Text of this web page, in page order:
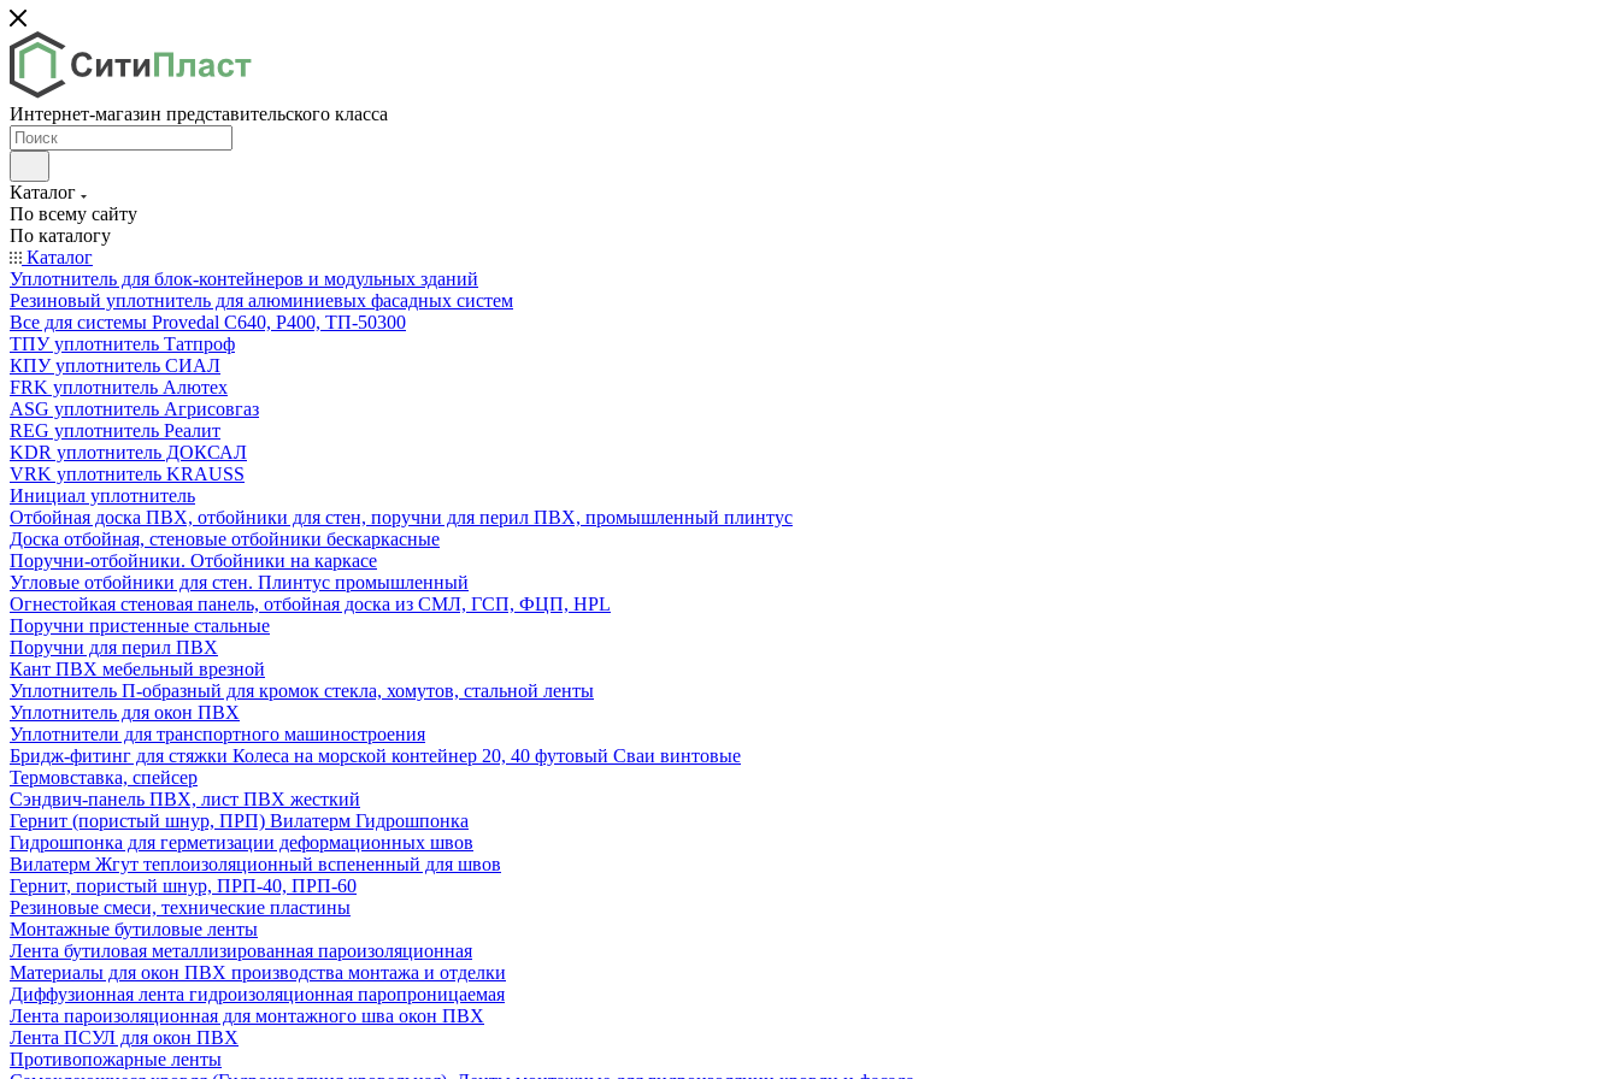
Интернет-магазин представительского класса
Каталог
По всему сайту
По каталогу
Каталог
Уплотнитель для блок-контейнеров и модульных зданий
Резиновый уплотнитель для алюминиевых фасадных систем
Все для системы Provedal С640, Р400, ТП-50300
ТПУ уплотнитель Татпроф
КПУ уплотнитель СИАЛ
FRK уплотнитель Алютех
ASG уплотнитель Агрисовгаз
REG уплотнитель Реалит
KDR уплотнитель ДОКСАЛ
VRK уплотнитель KRAUSS
Инициал уплотнитель
Отбойная доска ПВХ, отбойники для стен, поручни для перил ПВХ, промышленный плинтус
Доска отбойная, стеновые отбойники бескаркасные
Поручни-отбойники. Отбойники на каркасе
Угловые отбойники для стен. Плинтус промышленный
Огнестойкая стеновая панель, отбойная доска из СМЛ, ГСП, ФЦП, HPL
Поручни пристенные стальные
Поручни для перил ПВХ
Кант ПВХ мебельный врезной
Уплотнитель П-образный для кромок стекла, хомутов, стальной ленты
Уплотнитель для окон ПВХ
Уплотнители для транспортного машиностроения
Бридж-фитинг для стяжки Колеса на морской контейнер 20, 40 футовый Сваи винтовые
Термовставка, спейсер
Сэндвич-панель ПВХ, лист ПВХ жесткий
Гернит (пористый шнур, ПРП) Вилатерм Гидрошпонка
Гидрошпонка для герметизации деформационных швов
Вилатерм Жгут теплоизоляционный вспененный для швов
Гернит, пористый шнур, ПРП-40, ПРП-60
Резиновые смеси, технические пластины
Монтажные бутиловые ленты
Лента бутиловая металлизированная пароизоляционная
Материалы для окон ПВХ производства монтажа и отделки
Диффузионная лента гидроизоляционная паропроницаемая
Лента пароизоляционная для монтажного шва окон ПВХ
Лента ПСУЛ для окон ПВХ
Противопожарные ленты